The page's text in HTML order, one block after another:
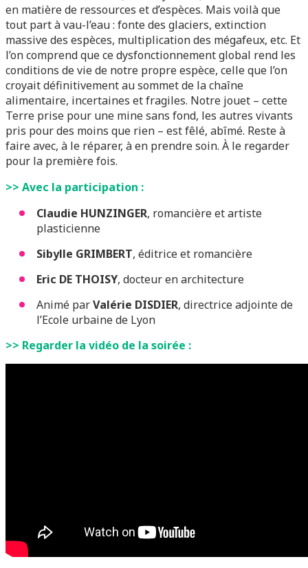
en matière de ressources et d’espèces. Mais voilà que
tout part à vau-l’eau : fonte des glaciers, extinction
massive des espèces, multiplication des mégafeux, etc. Et
l’on comprend que ce dysfonctionnement global rend les
conditions de vie de notre propre espèce, celle que l’on
croyait définitivement au sommet de la chaîne
alimentaire, incertaines et fragiles. Notre jouet – cette
Terre prise pour une mine sans fond, les autres vivants
pris pour des moins que rien – est fêlé, abîmé. Reste à
faire avec, à le réparer, à en prendre soin. À le regarder
pour la première fois.
>> Avec la participation :
Claudie HUNZINGER, romancière et artiste
plasticienne
Sibylle GRIMBERT, éditrice et romancière
Eric DE THOISY, docteur en architecture
Animé parValérie DISDIER, directrice adjointe de
l’Ecole urbaine de Lyon
>> Regarder la vidéo de la soirée :